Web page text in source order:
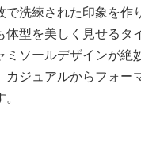
洗練された印象を作
体型を美しく見せるタ
ミソールデザインが絶
カジュアルからフォー